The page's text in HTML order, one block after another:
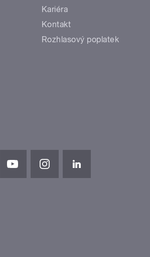
Kariéra
Kontakt
Rozhlasový poplatek